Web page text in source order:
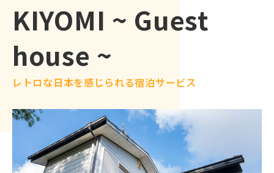
KIYOMI ~ Guest
house ~
レトロな日本を感じられる宿泊サービス